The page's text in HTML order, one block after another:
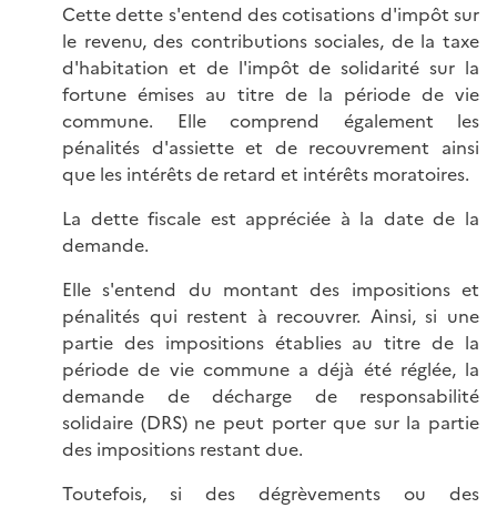
Cette dette s'entend des cotisations d'impôt sur
le revenu, des contributions sociales, de la taxe
d'habitation et de l'impôt de solidarité sur la
fortune émises au titre de la période de vie
commune. Elle comprend également les
pénalités d'assiette et de recouvrement ainsi
que les intérêts de retard et intérêts moratoires.
La dette fiscale est appréciée à la date de la
demande.
Elle s'entend du montant des impositions et
pénalités qui restent à recouvrer. Ainsi, si une
partie des impositions établies au titre de la
période de vie commune a déjà été réglée, la
demande de décharge de responsabilité
solidaire (DRS) ne peut porter que sur la partie
des impositions restant due.
Toutefois, si des dégrèvements ou des